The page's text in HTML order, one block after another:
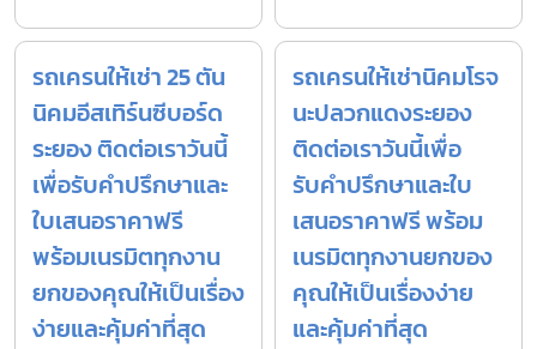
รถเครนให้เช่า 25 ตัน
นิคมอีสเทิร์นซีบอร์ด
ระยอง ติดต่อเราวันนี้
เพื่อรับคำปรึกษาและ
ใบเสนอราคาฟรี
พร้อมเนรมิตทุกงาน
ยกของคุณให้เป็นเรื่อง
ง่ายและคุ้มค่าที่สุด
รถเครนให้เช่านิคมโรจ
นะปลวกแดงระยอง
ติดต่อเราวันนี้เพื่อ
รับคำปรึกษาและใบ
เสนอราคาฟรี พร้อม
เนรมิตทุกงานยกของ
คุณให้เป็นเรื่องง่าย
และคุ้มค่าที่สุด